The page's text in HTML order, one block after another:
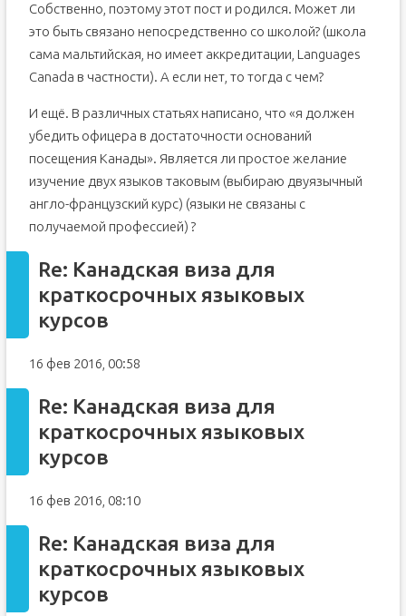
Собственно, поэтому этот пост и родился. Может ли
это быть связано непосредственно со школой? (школа
сама мальтийская, но имеет аккредитации, Languages
Canada в частности). А если нет, то тогда с чем?
И ещё. В различных статьях написано, что «я должен
убедить офицера в достаточности оснований
посещения Канады». Является ли простое желание
изучение двух языков таковым (выбираю двуязычный
англо-французский курс) (языки не связаны с
получаемой профессией) ?
Re: Канадская виза для
краткосрочных языковых
курсов
16 фев 2016, 00:58
Re: Канадская виза для
краткосрочных языковых
курсов
16 фев 2016, 08:10
Re: Канадская виза для
краткосрочных языковых
курсов